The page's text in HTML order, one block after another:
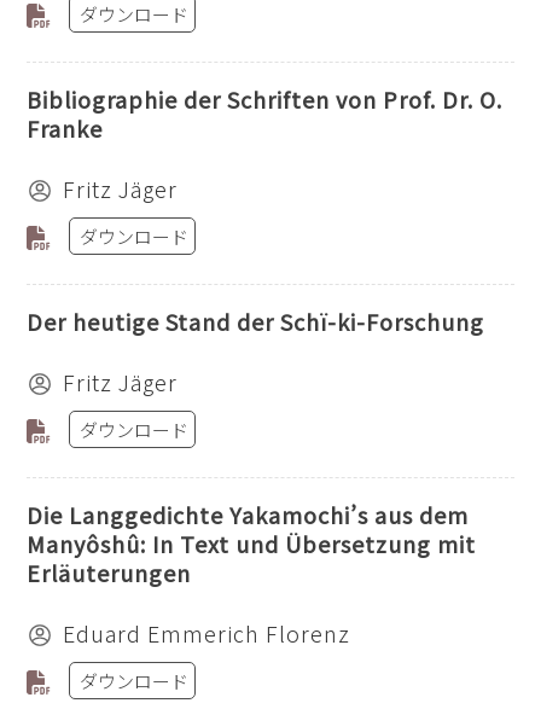
ダウンロード
Bibliographie der Schriften von Prof. Dr. O.
Franke
Fritz Jäger
ダウンロード
Der heutige Stand der Schï-ki-Forschung
Fritz Jäger
ダウンロード
Die Langgedichte Yakamochi’s aus dem
Manyôshû: In Text und Übersetzung mit
Erläuterungen
Eduard Emmerich Florenz
ダウンロード